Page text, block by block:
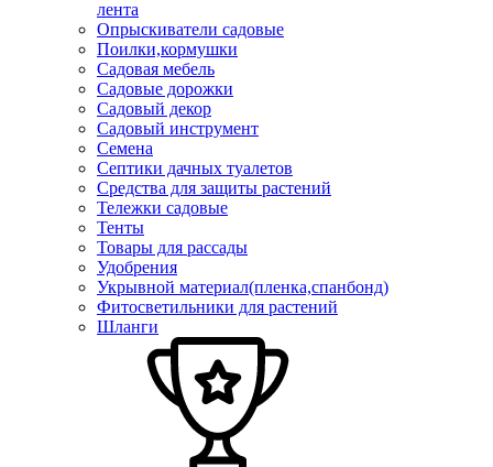
лента
Опрыскиватели садовые
Поилки,кормушки
Садовая мебель
Садовые дорожки
Садовый декор
Садовый инструмент
Семена
Септики дачных туалетов
Средства для защиты растений
Тележки садовые
Тенты
Товары для рассады
Удобрения
Укрывной материал(пленка,спанбонд)
Фитосветильники для растений
Шланги